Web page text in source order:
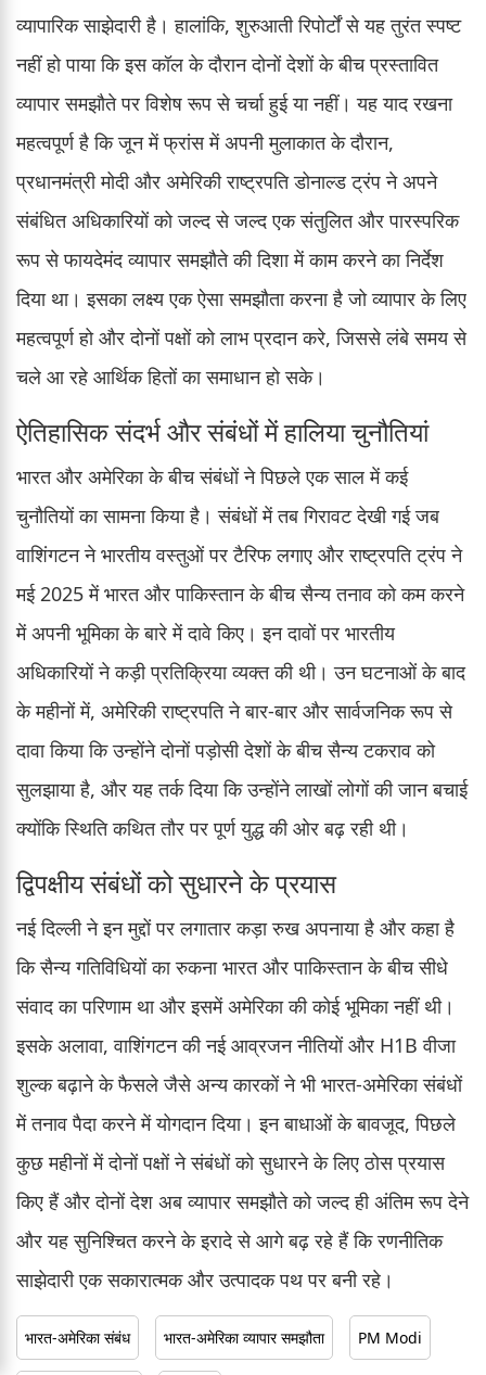
व्यापारिक साझेदारी है। हालांकि, शुरुआती रिपोर्टों से यह तुरंत स्पष्ट
नहीं हो पाया कि इस कॉल के दौरान दोनों देशों के बीच प्रस्तावित
व्यापार समझौते पर विशेष रूप से चर्चा हुई या नहीं। यह याद रखना
महत्वपूर्ण है कि जून में फ्रांस में अपनी मुलाकात के दौरान,
प्रधानमंत्री मोदी और अमेरिकी राष्ट्रपति डोनाल्ड ट्रंप ने अपने
संबंधित अधिकारियों को जल्द से जल्द एक संतुलित और पारस्परिक
रूप से फायदेमंद व्यापार समझौते की दिशा में काम करने का निर्देश
दिया था। इसका लक्ष्य एक ऐसा समझौता करना है जो व्यापार के लिए
महत्वपूर्ण हो और दोनों पक्षों को लाभ प्रदान करे, जिससे लंबे समय से
चले आ रहे आर्थिक हितों का समाधान हो सके।
ऐतिहासिक संदर्भ और संबंधों में हालिया चुनौतियां
भारत और अमेरिका के बीच संबंधों ने पिछले एक साल में कई
चुनौतियों का सामना किया है। संबंधों में तब गिरावट देखी गई जब
वाशिंगटन ने भारतीय वस्तुओं पर टैरिफ लगाए और राष्ट्रपति ट्रंप ने
मई 2025 में भारत और पाकिस्तान के बीच सैन्य तनाव को कम करने
में अपनी भूमिका के बारे में दावे किए। इन दावों पर भारतीय
अधिकारियों ने कड़ी प्रतिक्रिया व्यक्त की थी। उन घटनाओं के बाद
के महीनों में, अमेरिकी राष्ट्रपति ने बार-बार और सार्वजनिक रूप से
दावा किया कि उन्होंने दोनों पड़ोसी देशों के बीच सैन्य टकराव को
सुलझाया है, और यह तर्क दिया कि उन्होंने लाखों लोगों की जान बचाई
क्योंकि स्थिति कथित तौर पर पूर्ण युद्ध की ओर बढ़ रही थी।
द्विपक्षीय संबंधों को सुधारने के प्रयास
नई दिल्ली ने इन मुद्दों पर लगातार कड़ा रुख अपनाया है और कहा है
कि सैन्य गतिविधियों का रुकना भारत और पाकिस्तान के बीच सीधे
संवाद का परिणाम था और इसमें अमेरिका की कोई भूमिका नहीं थी।
इसके अलावा, वाशिंगटन की नई आव्रजन नीतियों और H1B वीजा
शुल्क बढ़ाने के फैसले जैसे अन्य कारकों ने भी भारत-अमेरिका संबंधों
में तनाव पैदा करने में योगदान दिया। इन बाधाओं के बावजूद, पिछले
कुछ महीनों में दोनों पक्षों ने संबंधों को सुधारने के लिए ठोस प्रयास
किए हैं और दोनों देश अब व्यापार समझौते को जल्द ही अंतिम रूप देने
और यह सुनिश्चित करने के इरादे से आगे बढ़ रहे हैं कि रणनीतिक
साझेदारी एक सकारात्मक और उत्पादक पथ पर बनी रहे।
भारत-अमेरिका संबंध भारत-अमेरिका व्यापार समझौता PM Modi